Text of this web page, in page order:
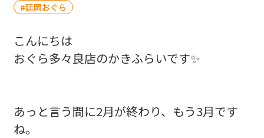
延岡おぐら
こんにちは
おぐら多々良店のかきふらいです✨
あっと言う間に2月が終わり、もう3月です
ね。